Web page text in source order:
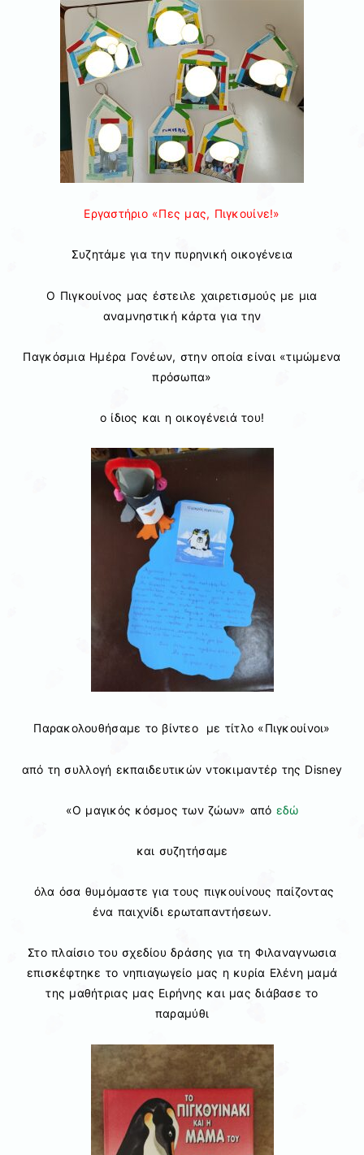
Εργαστήριο «Πες μας, Πιγκουίνε!»
Συζητάμε για την πυρηνική οικογένεια
Ο Πιγκουίνος μας έστειλε χαιρετισμούς με μια
αναμνηστική κάρτα για την
Παγκόσμια Ημέρα Γονέων, στην οποία είναι «τιμώμενα
πρόσωπα»
ο ίδιος και η οικογένειά του!
Παρακολουθήσαμε το βίντεο με τίτλο «Πιγκουίνοι»
από τη συλλογή εκπαιδευτικών ντοκιμαντέρ της Disney
«Ο μαγικός κόσμος των ζώων» από εδώ
και συζητήσαμε
όλα όσα θυμόμαστε για τους πιγκουίνους παίζοντας
ένα παιχνίδι ερωταπαντήσεων.
Στο πλαίσιο του σχεδίου δράσης για τη Φιλαναγνωσια
επισκέφτηκε το νηπιαγωγείο μας η κυρία Ελένη μαμά
της μαθήτριας μας Ειρήνης και μας διάβασε το
παραμύθι